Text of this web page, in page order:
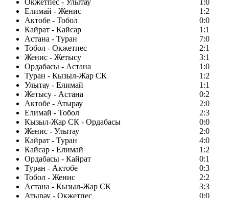
Окжетпес - Улытау
1:0
Елимай - Женис
1:2
Актобе - Тобол
0:0
Кайрат - Кайсар
1:1
Астана - Туран
7:0
Тобол - Окжетпес
2:1
Женис - Жетысу
3:1
Ордабасы - Астана
1:0
Туран - Кызыл-Жар СК
1:2
Улытау - Елимай
1:1
Жетысу - Астана
0:2
Актобе - Атырау
2:0
Елимай - Тобол
2:3
Кызыл-Жар СК - Ордабасы
0:0
Женис - Улытау
2:0
Кайрат - Туран
4:0
Кайсар - Елимай
1:2
Ордабасы - Кайрат
0:1
Туран - Актобе
0:3
Тобол - Женис
2:2
Астана - Кызыл-Жар СК
3:3
Атырау - Окжетпес
0:0